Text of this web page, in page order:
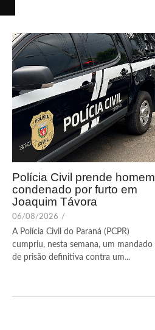
Polícia Civil prende homem
condenado por furto em
Joaquim Távora
06/08/2026 /
A Polícia Civil do Paraná (PCPR)
cumpriu, nesta semana, um mandado
de prisão definitiva contra um...